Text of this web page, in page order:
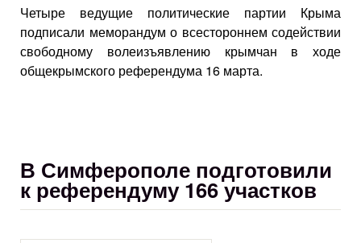
Четыре ведущие политические партии Крыма
подписали меморандум о всестороннем содействии
свободному волеизъявлению крымчан в ходе
общекрымского референдума 16 марта.
В Симферополе подготовили
к референдуму 166 участков